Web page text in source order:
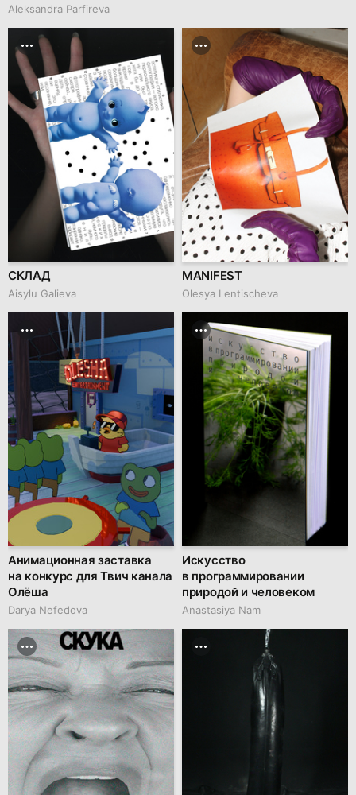
Aleksandra Parfireva
СКЛАД
Aisylu Galieva
MANIFEST
Olesya Lentischeva
Анимационная заставка
на конкурс для Твич канала
Олёша
Darya Nefedova
Искусство
в программировании
природой и человеком
Anastasiya Nam